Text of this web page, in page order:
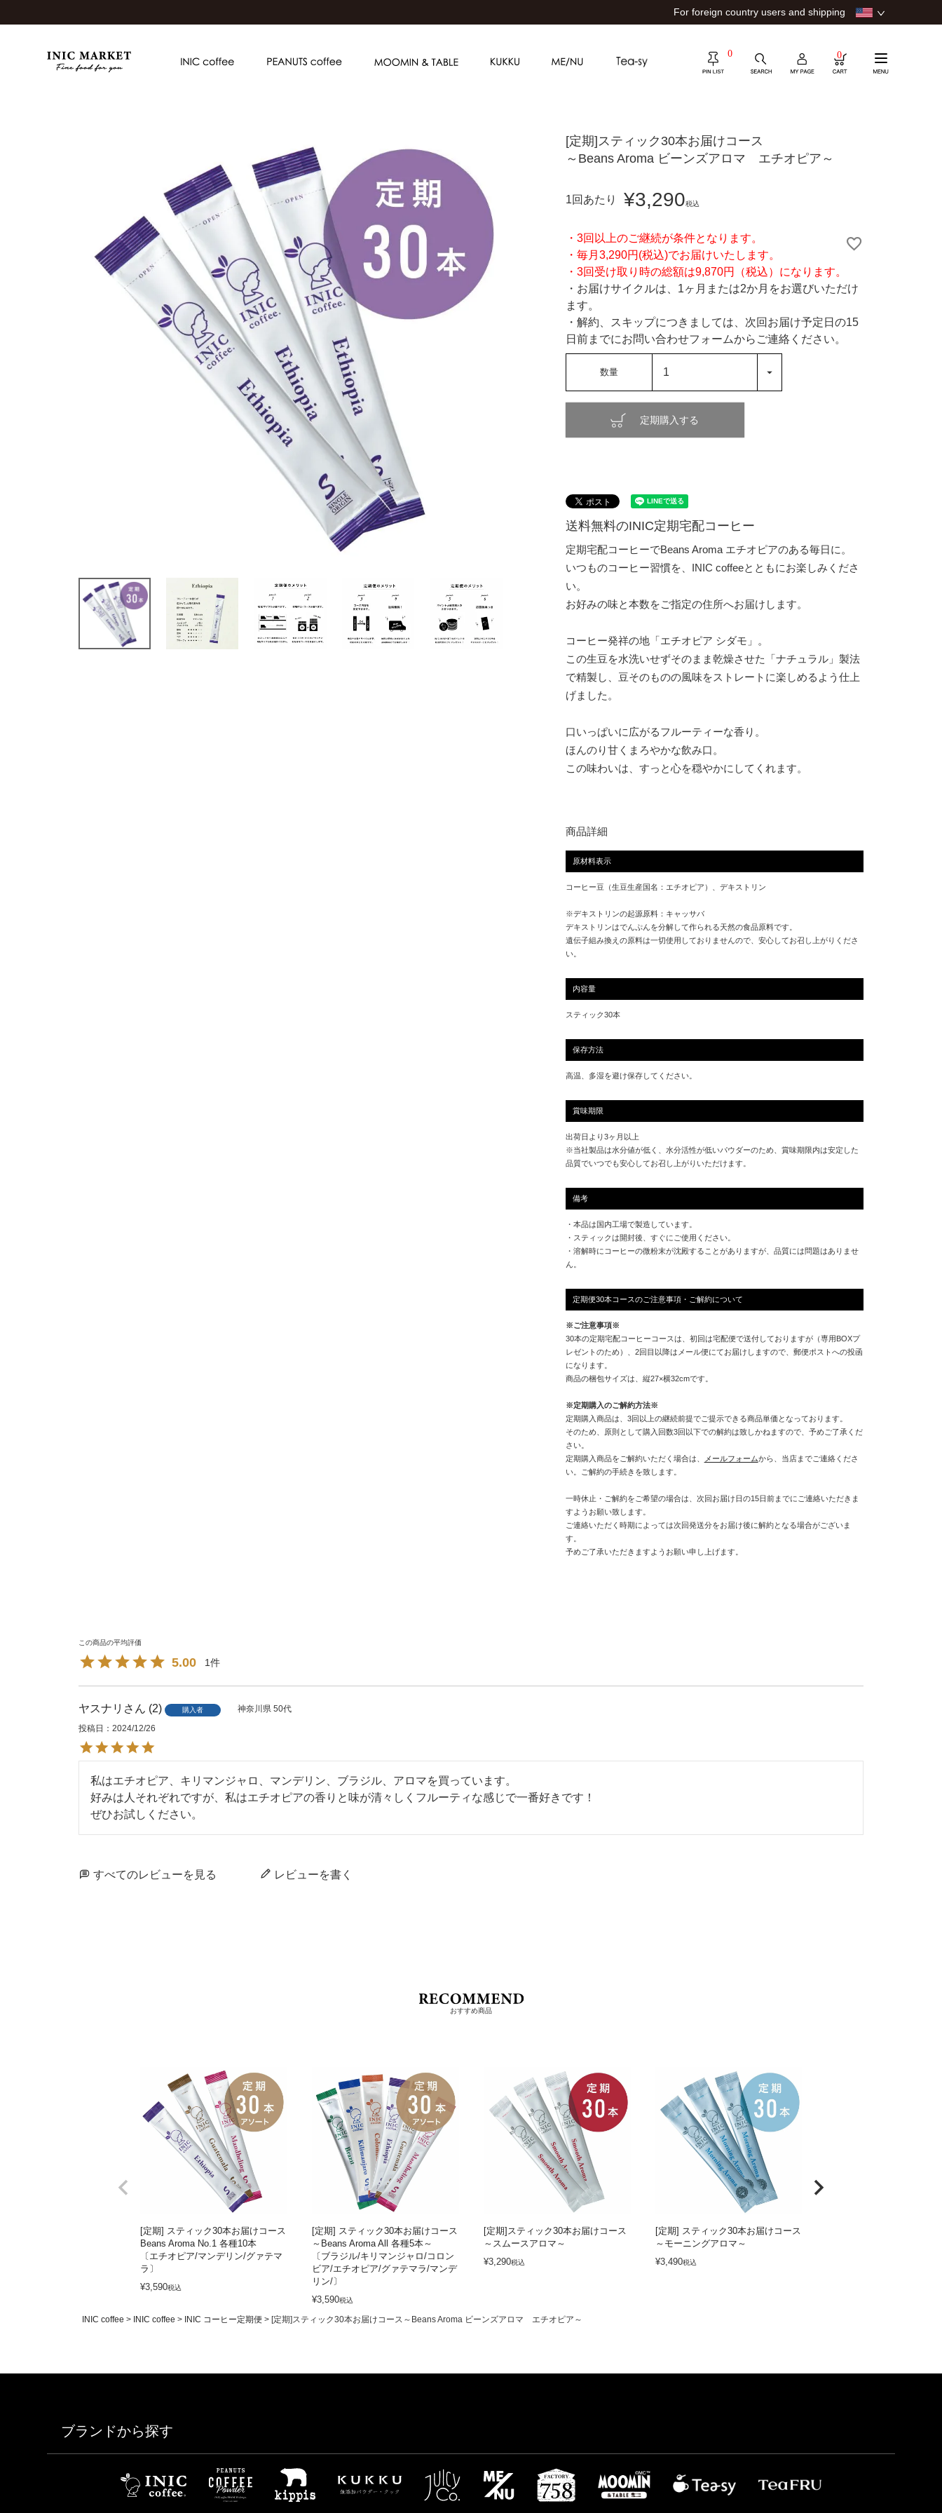
For foreign country users and shipping
0 0
[定期]スティック30本お届けコース
～Beans Aroma ビーンズアロマ エチオピア～
1回あたり ¥3,290税込
・3回以上のご継続が条件となります。
・毎月3,290円(税込)でお届けいたします。
・3回受け取り時の総額は9,870円（税込）になります。
・お届けサイクルは、1ヶ月または2か月をお選びいただけ
ます。
・解約、スキップにつきましては、次回お届け予定日の15
日前までにお問い合わせフォームからご連絡ください。
定期購入する
送料無料のINIC定期宅配コーヒー
定期宅配コーヒーでBeans Aroma エチオピアのある毎日に。
いつものコーヒー習慣を、INIC coffeeとともにお楽しみくださ
い。
お好みの味と本数をご指定の住所へお届けします。
コーヒー発祥の地「エチオピア シダモ」。
この生豆を水洗いせずそのまま乾燥させた「ナチュラル」製法
で精製し、豆そのものの風味をストレートに楽しめるよう仕上
げました。
口いっぱいに広がるフルーティーな香り。
ほんのり甘くまろやかな飲み口。
この味わいは、すっと心を穏やかにしてくれます。
商品詳細
原材料表示
コーヒー豆（生豆生産国名：エチオピア）、デキストリン
※デキストリンの起源原料：キャッサバ
デキストリンはでんぷんを分解して作られる天然の食品原料です。
遺伝子組み換えの原料は一切使用しておりませんので、安心してお召し上がりくださ
い。
内容量
スティック30本
保存方法
高温、多湿を避け保存してください。
賞味期限
出荷日より3ヶ月以上
※当社製品は水分値が低く、水分活性が低いパウダーのため、賞味期限内は安定した
品質でいつでも安心してお召し上がりいただけます。
備考
・本品は国内工場で製造しています。
・スティックは開封後、すぐにご使用ください。
・溶解時にコーヒーの微粉末が沈殿することがありますが、品質には問題はありませ
ん。
定期便30本コースのご注意事項・ご解約について
※ご注意事項※
30本の定期宅配コーヒーコースは、初回は宅配便で送付しておりますが（専用BOXプ
レゼントのため）、2回目以降はメール便にてお届けしますので、郵便ポストへの投函
になります。
商品の梱包サイズは、縦27×横32cmです。
※定期購入のご解約方法※
定期購入商品は、3回以上の継続前提でご提示できる商品単価となっております。
そのため、原則として購入回数3回以下での解約は致しかねますので、予めご了承くだ
さい。
定期購入商品をご解約いただく場合は、
メールフォームから、当店までご連絡くださ
い。ご解約の手続きを致します。
一時休止・ご解約をご希望の場合は、次回お届け日の15日前までにご連絡いただきま
すようお願い致します。
ご連絡いただく時期によっては次回発送分をお届け後に解約となる場合がございま
す。
予めご了承いただきますようお願い申し上げます。
5.00 1
ヤスナリ 2 購入者 神奈川県 50代
投稿日
2024/12/26
私はエチオピア、キリマンジャロ、マンデリン、ブラジル、アロマを買っています。
好みは人それぞれですが、私はエチオピアの香りと味が清々しくフルーティな感じで一番好きです！
ぜひお試しください。
すべてのレビューを見る レビューを書く
おすすめ商品
[定期] スティック30本お届けコース
Beans Aroma No.1 各種10本
〔エチオピア/マンデリン/グァテマ
ラ〕
¥3,590税込
[定期] スティック30本お届けコース
～Beans Aroma All 各種5本～
〔ブラジル/キリマンジャロ/コロン
ビア/エチオピア/グァテマラ/マンデ
リン/〕
¥3,590税込
[定期]スティック30本お届けコース
～スムースアロマ～
¥3,290税込
[定期] スティック30本お届けコース
～モーニングアロマ～
¥3,490税込
INIC coffee INIC coffee INIC コーヒー定期便 [定期]スティック30本お届けコース～Beans Aroma ビーンズアロマ エチオピア～
ブランドから探す